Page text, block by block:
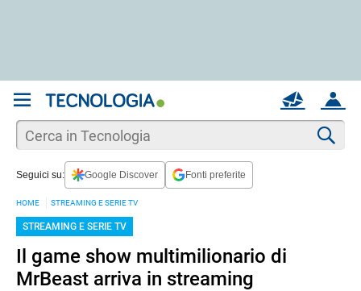
ACCOUNT
MAIL
Seguici su: Google Discover Fonti preferite
HOME STREAMING E SERIE TV
STREAMING E SERIE TV
Il game show multimilionario di
MrBeast arriva in streaming